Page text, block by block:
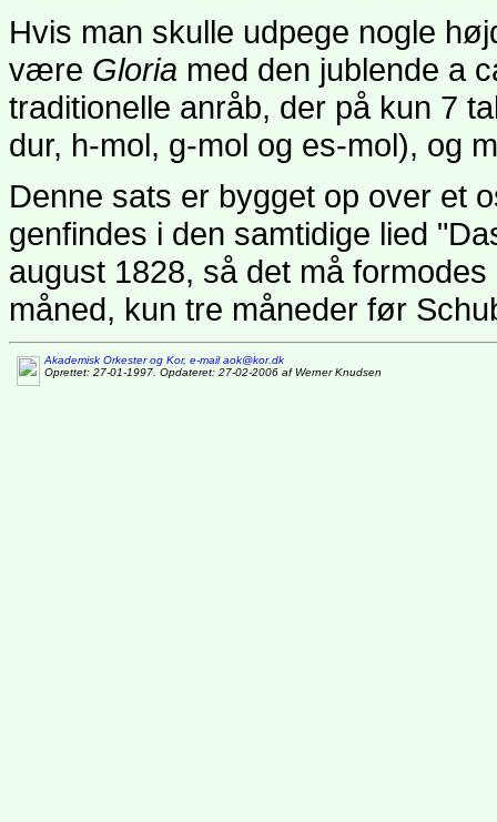
Hvis man skulle udpege nogle
være Gloria med den jublende a
traditionelle anråb, der på kun 7
dur, h-mol, g-mol og es-mol), og
Denne sats er bygget op over et
genfindes i den samtidige lied
august 1828, så det må
måned, kun tre måneder før
Akademisk Orkester og Kor, e-mail aok@kor.dk
Oprettet: 27-01-1997. Opdateret: 27-02-2006 af Werner Knudsen